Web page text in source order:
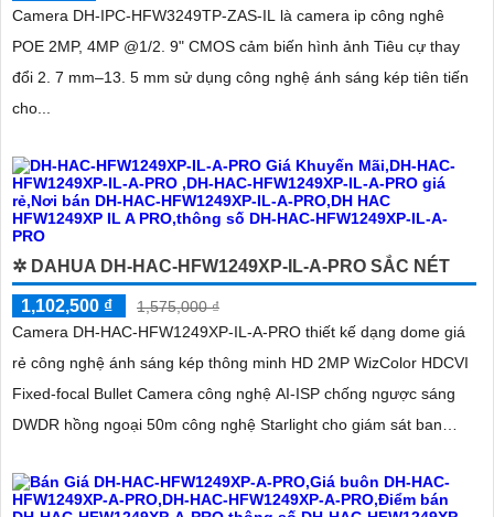
Camera DH-IPC-HFW3249TP-ZAS-IL là camera ip công nghê
POE 2MP, 4MP @1/2. 9" CMOS cảm biến hình ảnh Tiêu cự thay
đổi 2. 7 mm–13. 5 mm sử dụng công nghệ ánh sáng kép tiên tiến
cho...
✲ DAHUA DH-HAC-HFW1249XP-IL-A-PRO SẮC NÉT
1,102,500 ₫
1,575,000 ₫
Camera DH-HAC-HFW1249XP-IL-A-PRO thiết kế dạng dome giá
rẻ công nghệ ánh sáng kép thông minh HD 2MP WizColor HDCVI
Fixed-focal Bullet Camera công nghệ AI-ISP chống ngược sáng
DWDR hồng ngoại 50m công nghệ Starlight cho giám sát ban